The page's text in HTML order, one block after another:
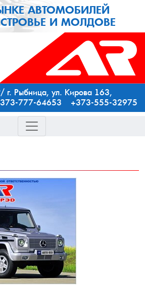
АВТОМОБИЛЕЙ
И МОЛДОВЕ
Рыбница, ул. Кирова 163,
777-64653 +373-555-32975